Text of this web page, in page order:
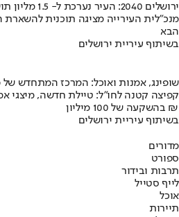
ירושלים 2040: העיר נערכת ל- 1.5 מליון תושבים
מנכ"לית העירייה מציגה תוכנית להשארת
הבא
בשיתוף עיריית ירושלים
שופינג, אמנות ואוכל: המרכז המתחדש
קפיצה קטנה לחו"ל: טיילת חדשה, מיצגי
בהשקעה של 100 מיליון ₪
בשיתוף עיריית ירושלים
מדורים
ספורט
תרבות ובידור
לייף סטייל
אוכל
תיירות